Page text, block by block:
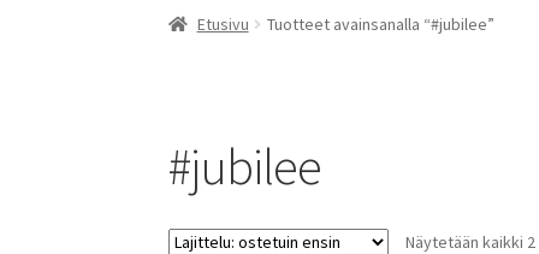
Etusivu Kyltit Laserleikkaus & -kaiverrus
Tietoa meistä
Etusivu Tuotteet avainsanalla “#jubilee”
#jubilee
Näytetään kaikki